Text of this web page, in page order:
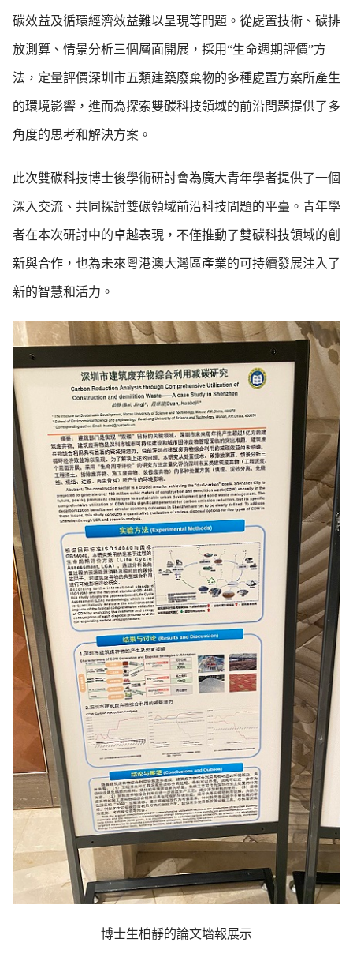
碳效益及循環經濟效益難以呈現等問題。從處置技術、碳排
放測算、情景分析三個層面開展，採用“生命週期評價”方
法，定量評價深圳市五類建築廢棄物的多種處置方案所產生
的環境影響，進而為探索雙碳科技領域的前沿問題提供了多
角度的思考和解決方案。
此次雙碳科技博士後學術研討會為廣大青年學者提供了一個
深入交流、共同探討雙碳領域前沿科技問題的平臺。青年學
者在本次研討中的卓越表現，不僅推動了雙碳科技領域的創
新與合作，也為未來粵港澳大灣區產業的可持續發展注入了
新的智慧和活力。
博士生柏靜的論文墻報展示